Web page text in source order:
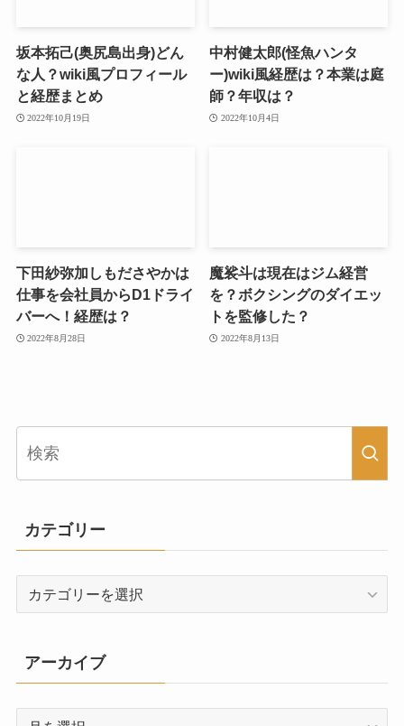
坂本拓己(奥尻島出身)どん
な人？wiki風プロフィール
と経歴まとめ
2022年10月19日
中村健太郎(怪魚ハンタ
ー)wiki風経歴は？本業は庭
師？年収は？
2022年10月4日
下田紗弥加しもださやかは
仕事を会社員からD1ドライ
バーへ！経歴は？
2022年8月28日
魔裟斗は現在はジム経営
を？ボクシングのダイエッ
トを監修した？
2022年8月13日
カテゴリー
ー
アーカイブ